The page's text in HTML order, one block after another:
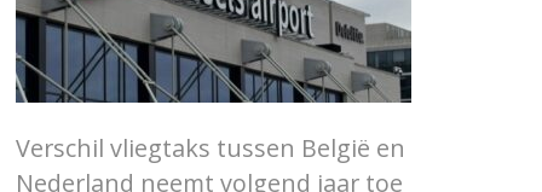
Verschil vliegtaks tussen België en
Nederland neemt volgend jaar toe